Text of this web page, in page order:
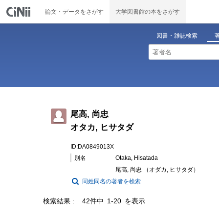
論文・データをさがす 大学図書館の本をさがす
図書・雑誌検索
尾高, 尚忠
オタカ, ヒサタダ
ID:DA0849013X
別名
Otaka, Hisatada
尾高, 尚忠 （オダカ, ヒサタダ）
同姓同名の著者を検索
検索結果 42件中 1-20 を表示